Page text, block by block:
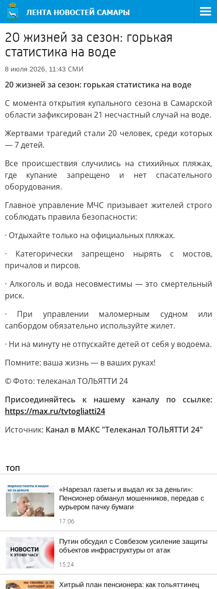
20 жизней за сезон: горькая
статистика на воде
8 июля 2026, 11:43 СМИ
20 жизней за сезон: горькая статистика на воде
С момента открытия купального сезона в Самарской
области зафиксирован 21 несчастный случай на воде.
Жертвами трагедий стали 20 человек, среди которых
— 7 детей.
Все происшествия случились на стихийных пляжах,
где купание запрещено и нет спасательного
оборудования.
Главное управление МЧС призывает жителей строго
соблюдать правила безопасности:
· Отдыхайте только на официальных пляжах.
· Категорически запрещено нырять с мостов,
причалов и пирсов.
· Алкоголь и вода несовместимы — это смертельный
риск.
· При управлении маломерным судном или
сапбордом обязательно используйте жилет.
· Ни на минуту не отпускайте детей от себя у водоема.
Помните: ваша жизнь — в ваших руках!
© Фото: телеканал ТОЛЬЯТТИ 24
Присоединяйтесь к нашему каналу по ссылке:
https://max.ru/tvtogliatti24
Источник: Канал в МАКС "Телеканал ТОЛЬЯТТИ 24"
ТОП
«Нарезал газеты и выдал их за деньги»:
Пенсионер обманул мошенников, передав с
курьером пачку бумаги
17:06
Путин обсудил с Совбезом усиление защиты
объектов инфраструктуры от атак
15:24
Хитрый план пенсионера: как тольяттинец